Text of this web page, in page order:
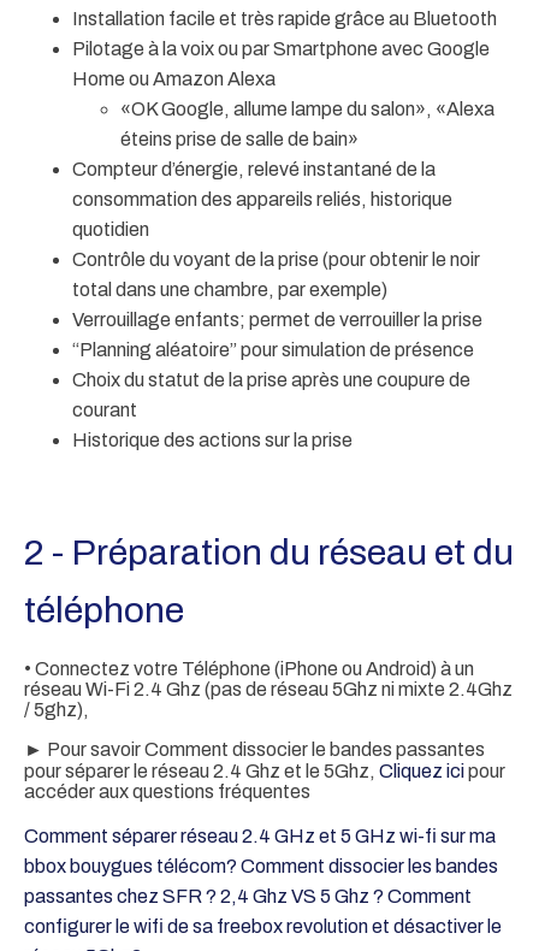
Installation facile et très rapide grâce au Bluetooth
Pilotage à la voix ou par Smartphone avec Google
Home ou Amazon Alexa
«OK Google, allume lampe du salon», «Alexa
éteins prise de salle de bain»
Compteur d’énergie, relevé instantané de la
consommation des appareils reliés, historique
quotidien
Contrôle du voyant de la prise (pour obtenir le noir
total dans une chambre, par exemple)
Verrouillage enfants; permet de verrouiller la prise
“Planning aléatoire” pour simulation de présence
Choix du statut de la prise après une coupure de
courant
Historique des actions sur la prise
2 - Préparation du réseau et du
téléphone
• Connectez votre Téléphone (iPhone ou Android) à un
réseau Wi-Fi 2.4 Ghz (pas de réseau 5Ghz ni mixte 2.4Ghz
/ 5ghz),
► Pour savoir Comment dissocier le bandes passantes
pour séparer le réseau 2.4 Ghz et le 5Ghz, Cliquez icipour
accéder aux questions fréquentes
Comment séparer réseau 2.4 GHz et 5 GHz wi-fi sur ma
bbox bouygues télécom? Comment dissocier les bandes
passantes chez SFR ? 2,4 Ghz VS 5 Ghz ? Comment
configurer le wifi de sa freebox revolution et désactiver le